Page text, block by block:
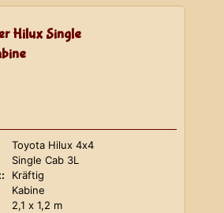
Hilux Single
Toyota Hilux 4x4
Single Cab 3L
Kräftig
Kabine
2,1 x 1,2 m